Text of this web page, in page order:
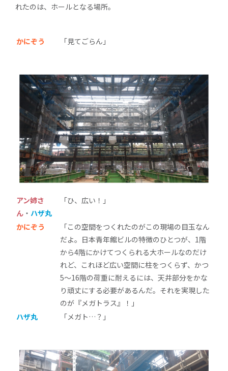
れたのは、ホールとなる場所。
かにぞう 「見てごらん」
アン姉さ
ん ・ ハザ丸
「ひ、広い！」
かにぞう
「この空間をつくれたのがこの現場の目玉なん
だよ。日本青年館ビルの特徴のひとつが、1階
から4階にかけてつくられる大ホールなのだけ
れど、これほど広い空間に柱をつくらず、かつ
5～16階の荷重に耐えるには、天井部分をかな
り頑丈にする必要があるんだ。それを実現した
のが『メガトラス』！」
ハザ丸
「メガト…？」